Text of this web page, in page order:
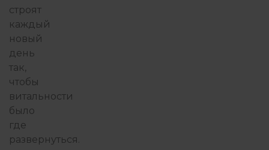
строят
каждый
новый
день
так,
чтобы
витальности
было
где
развернуться.